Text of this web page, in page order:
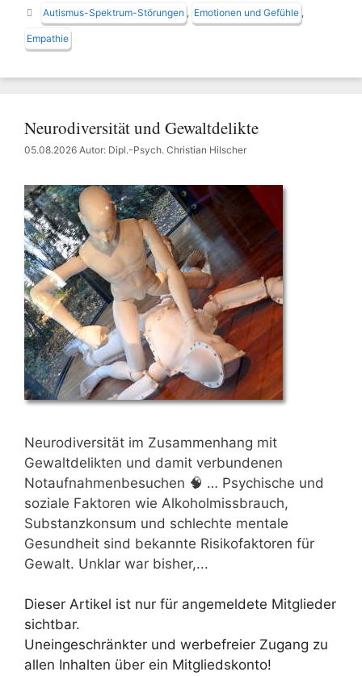
Schlagwörter
Autismus-Spektrum-Störungen Emotionen und Gefühle
Empathie
Neurodiversität und Gewaltdelikte
05.08.2026 Autor: Dipl.-Psych. Christian Hilscher
Neurodiversität im Zusammenhang mit
Gewaltdelikten und damit verbundenen
Notaufnahmenbesuchen 🧠 … Psychische und
soziale Faktoren wie Alkoholmissbrauch,
Substanzkonsum und schlechte mentale
Gesundheit sind bekannte Risikofaktoren für
Gewalt. Unklar war bisher,...
Dieser Artikel ist nur für angemeldete Mitglieder
sichtbar.
Uneingeschränkter und werbefreier Zugang zu
allen Inhalten über ein Mitgliedskonto!